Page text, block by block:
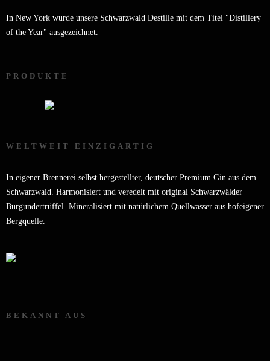
In New York wurde unsere Schwarzwald Destille mit dem Titel "Distillery
of the Year" ausgezeichnet.
PRODUKTE
WELTWEIT EINZIGARTIG
In eigener Brennerei selbst hergestellter, deutscher Premium Gin aus dem
Schwarzwald. Harmonisiert und veredelt mit original Schwarzwälder
Burgundertrüffel. Mineralisiert mit natürlichem Quellwasser aus hofeigener
Bergquelle.
BEKANNT AUS